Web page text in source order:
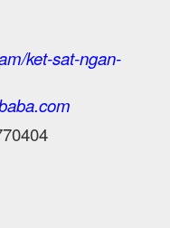
ket-sat-ngan-